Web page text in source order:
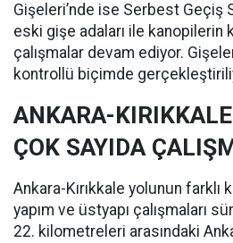
Gişeleri’nde ise Serbest Geçiş
eski gişe adaları ile kanopilerin
çalışmalar devam ediyor.
kontrollü biçimde
ANKARA-
ÇOK SAYIDA
Ankara-Kırıkkale yolunun farklı
yapım ve üstyapı çalışmaları
22. kilometreleri arasındaki